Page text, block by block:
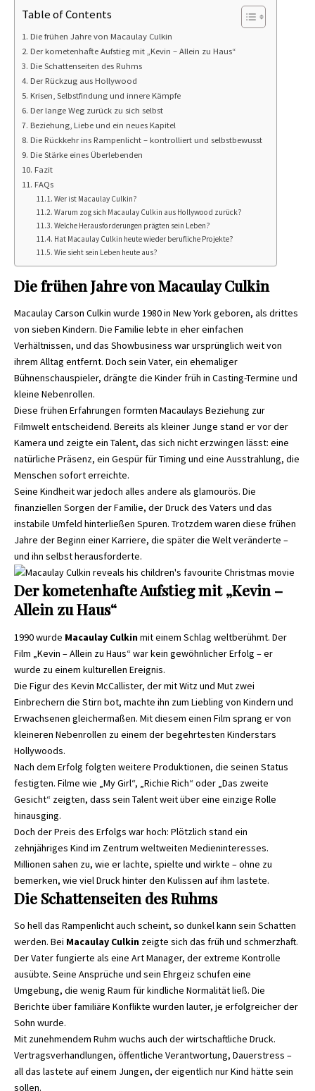
Table of Contents
Die frühen Jahre von Macaulay Culkin
Der kometenhafte Aufstieg mit „Kevin – Allein zu Haus“
Die Schattenseiten des Ruhms
Der Rückzug aus Hollywood
Krisen, Selbstfindung und innere Kämpfe
Der lange Weg zurück zu sich selbst
Beziehung, Liebe und ein neues Kapitel
Die Rückkehr ins Rampenlicht – kontrolliert und selbstbewusst
Die Stärke eines Überlebenden
Fazit
FAQs
Wer ist Macaulay Culkin?
Warum zog sich Macaulay Culkin aus Hollywood zurück?
Welche Herausforderungen prägten sein Leben?
Hat Macaulay Culkin heute wieder berufliche Projekte?
Wie sieht sein Leben heute aus?
Die frühen Jahre von Macaulay Culkin
Macaulay Carson Culkin wurde 1980 in New York geboren, als drittes
von sieben Kindern. Die Familie lebte in eher einfachen
Verhältnissen, und das Showbusiness war ursprünglich weit von
ihrem Alltag entfernt. Doch sein Vater, ein ehemaliger
Bühnenschauspieler, drängte die Kinder früh in Casting-Termine und
kleine Nebenrollen.
Diese frühen Erfahrungen formten Macaulays Beziehung zur
Filmwelt entscheidend. Bereits als kleiner Junge stand er vor der
Kamera und zeigte ein Talent, das sich nicht erzwingen lässt: eine
natürliche Präsenz, ein Gespür für Timing und eine Ausstrahlung, die
Menschen sofort erreichte.
Seine Kindheit war jedoch alles andere als glamourös. Die
finanziellen Sorgen der Familie, der Druck des Vaters und das
instabile Umfeld hinterließen Spuren. Trotzdem waren diese frühen
Jahre der Beginn einer Karriere, die später die Welt veränderte –
und ihn selbst herausforderte.
Der kometenhafte Aufstieg mit „Kevin –
Allein zu Haus“
1990 wurde Macaulay Culkinmit einem Schlag weltberühmt. Der
Film „Kevin – Allein zu Haus“ war kein gewöhnlicher Erfolg – er
wurde zu einem kulturellen Ereignis.
Die Figur des Kevin McCallister, der mit Witz und Mut zwei
Einbrechern die Stirn bot, machte ihn zum Liebling von Kindern und
Erwachsenen gleichermaßen. Mit diesem einen Film sprang er von
kleineren Nebenrollen zu einem der begehrtesten Kinderstars
Hollywoods.
Nach dem Erfolg folgten weitere Produktionen, die seinen Status
festigten. Filme wie „My Girl“, „Richie Rich“ oder „Das zweite
Gesicht“ zeigten, dass sein Talent weit über eine einzige Rolle
hinausging.
Doch der Preis des Erfolgs war hoch: Plötzlich stand ein
zehnjähriges Kind im Zentrum weltweiten Medieninteresses.
Millionen sahen zu, wie er lachte, spielte und wirkte – ohne zu
bemerken, wie viel Druck hinter den Kulissen auf ihm lastete.
Die Schattenseiten des Ruhms
So hell das Rampenlicht auch scheint, so dunkel kann sein Schatten
werden. Bei Macaulay Culkin zeigte sich das früh und schmerzhaft.
Der Vater fungierte als eine Art Manager, der extreme Kontrolle
ausübte. Seine Ansprüche und sein Ehrgeiz schufen eine
Umgebung, die wenig Raum für kindliche Normalität ließ. Die
Berichte über familiäre Konflikte wurden lauter, je erfolgreicher der
Sohn wurde.
Mit zunehmendem Ruhm wuchs auch der wirtschaftliche Druck.
Vertragsverhandlungen, öffentliche Verantwortung, Dauerstress –
all das lastete auf einem Jungen, der eigentlich nur Kind hätte sein
sollen.